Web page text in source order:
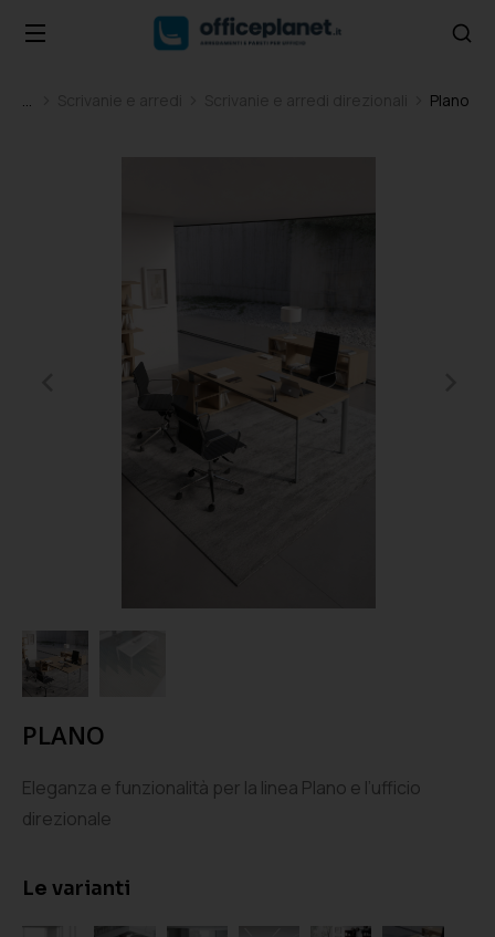
Tu sei qui: Plano
PLANO
Eleganza e funzionalità per la linea Plano e l’ufficio
direzionale
Le varianti